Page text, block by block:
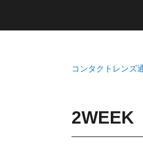
コンタクトレンズ
2WEEK